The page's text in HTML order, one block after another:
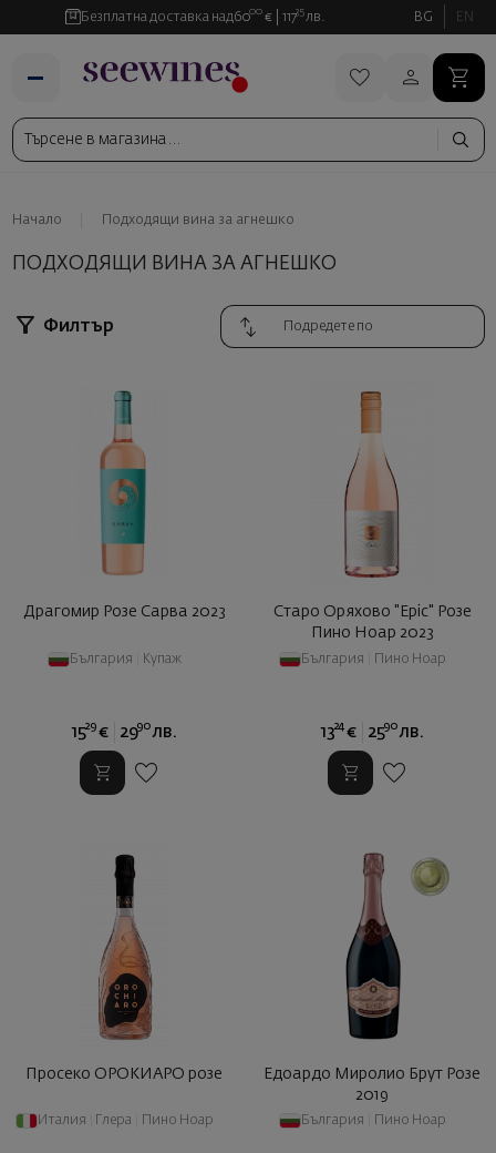
Безплатна доставка над6000 € 11735 лв. BG EN
Начало Подходящи вина за агнешко
ПОДХОДЯЩИ ВИНА ЗА АГНЕШКО
Филтър
Драгомир Розе Сарва 2023
България Купаж
1529 € 2990 лв.
Старо Оряхово "Epic" Розе
Пино Ноар 2023
България Пино Ноар
1324 € 2590 лв.
Просеко ОРОКИАРО розе
Италия Глера Пино Ноар
Едоардо Миролио Брут Розе
2019
България Пино Ноар